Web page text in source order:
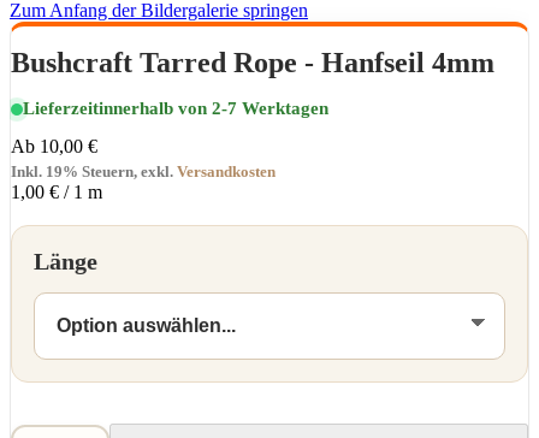
Zum Anfang der Bildergalerie springen
Bushcraft Tarred Rope - Hanfseil 4mm
Lieferzeitinnerhalb von 2-7 Werktagen
Ab 10,00 €
Inkl. 19% Steuern, exkl. Versandkosten
1,00 € / 1 m
Länge